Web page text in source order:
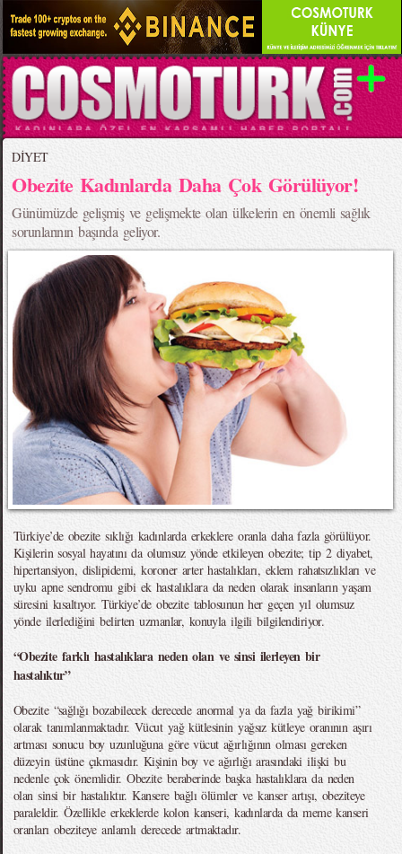
DİYET
Obezite Kadınlarda Daha Çok Görülüyor!
Günümüzde gelişmiş ve gelişmekte olan ülkelerin en önemli sağlık
sorunlarının başında geliyor.
Türkiye’de obezite sıklığı kadınlarda erkeklere oranla daha fazla görülüyor.
Kişilerin sosyal hayatını da olumsuz yönde etkileyen obezite; tip 2 diyabet,
hipertansiyon, dislipidemi, koroner arter hastalıkları, eklem rahatsızlıkları ve
uyku apne sendromu gibi ek hastalıklara da neden olarak insanların yaşam
süresini kısaltıyor. Türkiye’de obezite tablosunun her geçen yıl olumsuz
yönde ilerlediğini belirten uzmanlar, konuyla ilgili bilgilendiriyor.
“Obezite farklı hastalıklara neden olan ve sinsi ilerleyen bir
hastalıktır”
Obezite “sağlığı bozabilecek derecede anormal ya da fazla yağ birikimi”
olarak tanımlanmaktadır. Vücut yağ kütlesinin yağsız kütleye oranının aşırı
artması sonucu boy uzunluğuna göre vücut ağırlığının olması gereken
düzeyin üstüne çıkmasıdır. Kişinin boy ve ağırlığı arasındaki ilişki bu
nedenle çok önemlidir. Obezite beraberinde başka hastalıklara da neden
olan sinsi bir hastalıktır. Kansere bağlı ölümler ve kanser artışı, obeziteye
paraleldir. Özellikle erkeklerde kolon kanseri, kadınlarda da meme kanseri
oranları obeziteye anlamlı derecede artmaktadır.